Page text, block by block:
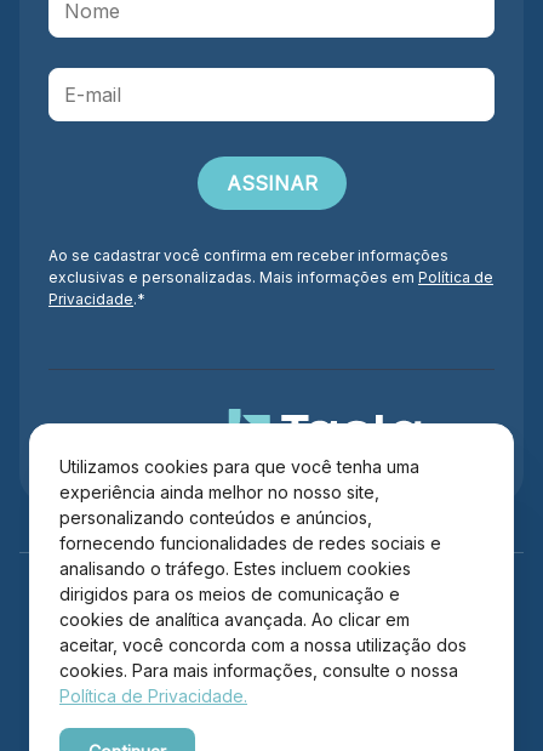
Utilizamos cookies para que você tenha uma
experiência ainda melhor no nosso site,
personalizando conteúdos e anúncios,
fornecendo funcionalidades de redes sociais e
analisando o tráfego. Estes incluem cookies
dirigidos para os meios de comunicação e
cookies de analítica avançada. Ao clicar em
aceitar, você concorda com a nossa utilização dos
cookies. Para mais informações, consulte o nossa
Política de Privacidade.
Ao se cadastrar você confirma em receber informações
exclusivas e personalizadas. Mais informações em Política de
Privacidade.*
Copyright © 2026 Itajaí Shopping – Todos os direitos